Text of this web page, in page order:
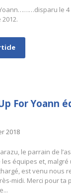
le 4
2012.
For Yoann
2018
le parrain de
équipes et, malgré
est venu nous
midi. Merci pour ta